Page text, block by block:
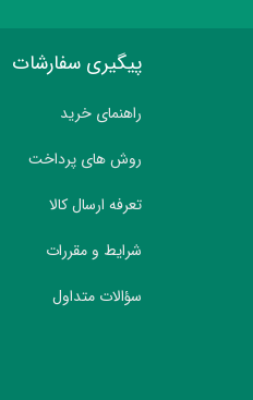
پیگیری سفارشات
راهنمای خرید
روش های پرداخت
تعرفه ارسال کالا
شرایط و مقررات
سؤالات متداول